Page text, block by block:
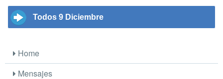
Todos 9 Diciembre
Home
Mensajes